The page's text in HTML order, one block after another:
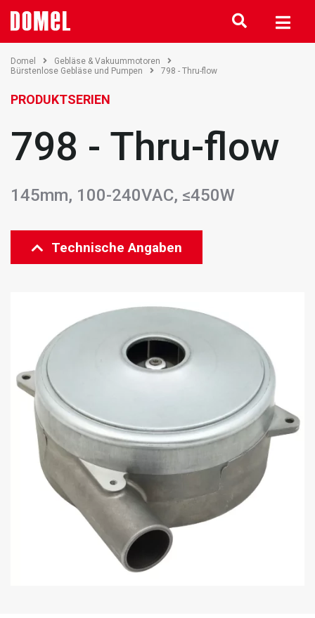
Domel
Gebläse & Vakuummotoren
Bürstenlose Gebläse und Pumpen
798 - Thru-flow
PRODUKTSERIEN
798 - Thru-flow
145mm, 100-240VAC, ≤450W
Technische Angaben